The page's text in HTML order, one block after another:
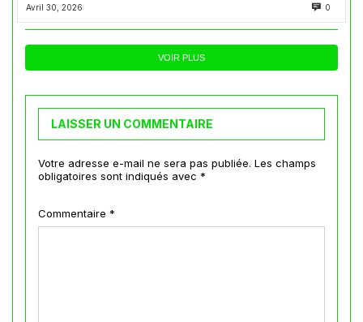
Avril 30, 2026 0
VOIR PLUS
LAISSER UN COMMENTAIRE
Votre adresse e-mail ne sera pas publiée. Les champs
obligatoires sont indiqués avec *
Commentaire *